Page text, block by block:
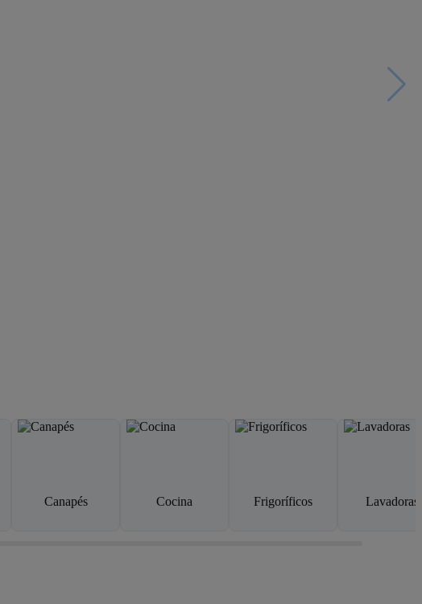
Canapés Cocina Frigoríficos Lavadoras